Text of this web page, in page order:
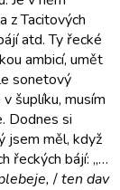
z Tacitových
atd. Ty řecké
ambicí, umět
sonetový
šuplíku, musím
Dodnes si
jsem měl, když
řeckých bájí: „…
/ten dav